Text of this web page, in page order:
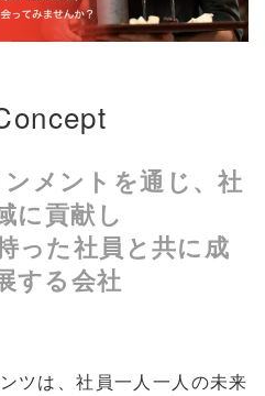
メントを通じ、社
に貢献し
った社員と共に成
する会社
ツは、社員一人一人の未来